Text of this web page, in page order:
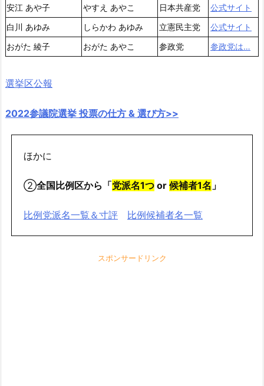
安江 あや子
やすえ あやこ 日本共産党
公式サイト
白川 あゆみ
しらかわ あゆみ 立憲民主党
公式サイト
おがた 綾子
おがた あやこ 参政党 参政党は…
選挙区公報
2022参議院選挙 投票の仕方 & 選び方>>
ほかに
②全国比例区から「党派名1つ or 候補者1名 」
比例党派名一覧＆寸評 比例候補者名一覧
スポンサードリンク